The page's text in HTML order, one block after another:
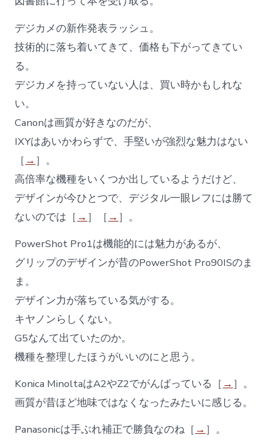
デジカメの新作発表ラッシュ。
技術的に落ち着いてきて、価格も下がってきてい
る。
デジカメを持っていない人は、買い時かもしれな
い。
Canonは画質が好きなのだが、
IXYはあいかわらずで、手堅いが強烈な魅力はない
［ → ］。
高倍率な機種をいくつか出しているようだけど、
デザインが今ひとつで、デジタル一眼レフには勝て
ないのでは［ → ］［ → ］。
PowerShot Pro1は機能的には魅力があるが、
グリップのデザインが昔のPowerShot Pro90ISのま
ま。
デザイン力が落ちている気がする。
キヤノンらしくない。
G5なんて出ていたのか。
機種を整理したほうがいいのにと思う。
Konica MinoltaはA2やZ2でがんばっている［ → ］。
画質が昔ほど地味ではなくなったみたいに感じる。
Panasonicは手ぶれ補正で勝負なのね［ → ］。